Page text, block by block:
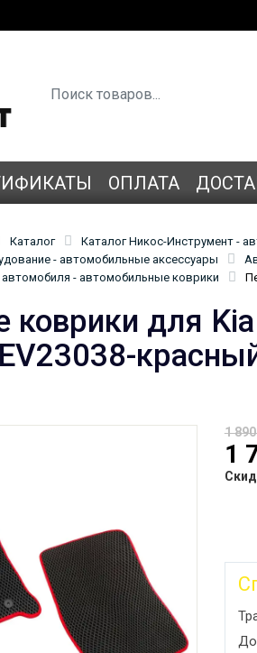
ОПЛАТА
Каталог
Каталог Никос-Инструмент -
- автомобильные аксессуары
- автомобильные коврики
коврики для
1
1